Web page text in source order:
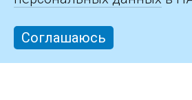
Соглашаюсь